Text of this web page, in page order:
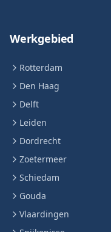
Werkgebied
Rotterdam
Den Haag
Delft
Leiden
Dordrecht
Zoetermeer
Schiedam
Gouda
Vlaardingen